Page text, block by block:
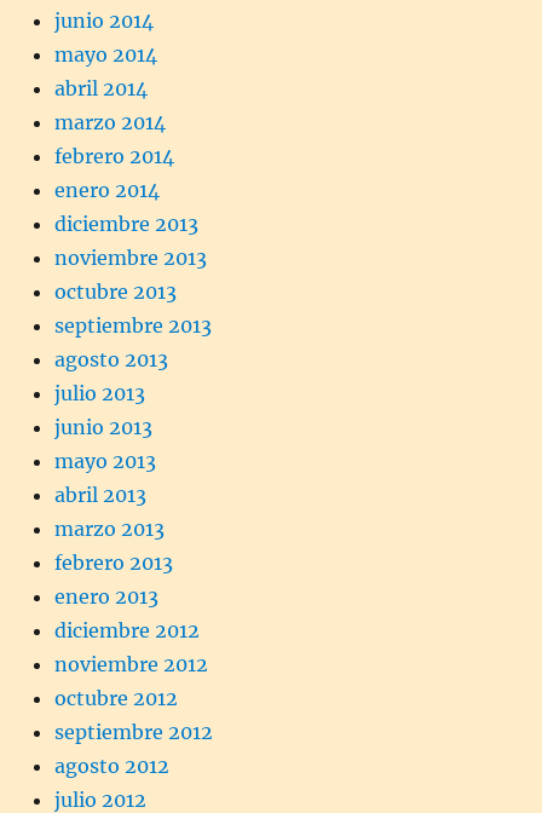
junio 2014
mayo 2014
abril 2014
marzo 2014
febrero 2014
enero 2014
diciembre 2013
noviembre 2013
octubre 2013
septiembre 2013
agosto 2013
julio 2013
junio 2013
mayo 2013
abril 2013
marzo 2013
febrero 2013
enero 2013
diciembre 2012
noviembre 2012
octubre 2012
septiembre 2012
agosto 2012
julio 2012